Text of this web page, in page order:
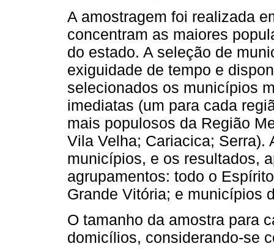
A amostragem foi realizada
concentram as maiores
do estado. A seleção de
exiguidade de tempo e
selecionados os municípios
imediatas (um para cada
mais populosos da Região
Vila Velha; Cariacica; Serra).
municípios, e os resultados,
agrupamentos: todo o
Grande Vitória; e municípios
O tamanho da amostra para
domicílios, considerando-se